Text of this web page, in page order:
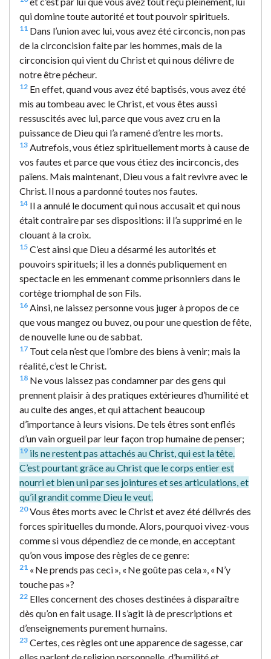
qui domine toute autorité et tout pouvoir spirituels.
11 Dans l’union avec lui, vous avez été circoncis, non pas
de la circoncision faite par les hommes, mais de la
circoncision qui vient du Christ et qui nous délivre de
notre être pécheur.
12 En effet, quand vous avez été baptisés, vous avez été
mis au tombeau avec le Christ, et vous êtes aussi
ressuscités avec lui, parce que vous avez cru en la
puissance de Dieu qui l’a ramené d’entre les morts.
13 Autrefois, vous étiez spirituellement morts à cause de
vos fautes et parce que vous étiez des incirconcis, des
païens. Mais maintenant, Dieu vous a fait revivre avec le
Christ. Il nous a pardonné toutes nos fautes.
14 Il a annulé le document qui nous accusait et qui nous
était contraire par ses dispositions: il l’a supprimé en le
clouant à la croix.
15 C’est ainsi que Dieu a désarmé les autorités et
pouvoirs spirituels; il les a donnés publiquement en
spectacle en les emmenant comme prisonniers dans le
cortège triomphal de son Fils.
16 Ainsi, ne laissez personne vous juger à propos de ce
que vous mangez ou buvez, ou pour une question de fête,
de nouvelle lune ou de sabbat.
17 Tout cela n’est que l’ombre des biens à venir; mais la
réalité, c’est le Christ.
18 Ne vous laissez pas condamner par des gens qui
prennent plaisir à des pratiques extérieures d’humilité et
au culte des anges, et qui attachent beaucoup
d’importance à leurs visions. De tels êtres sont enflés
d’un vain orgueil par leur façon trop humaine de penser;
19 ils ne restent pas attachés au Christ, qui est la tête.
C’est pourtant grâce au Christ que le corps entier est
nourri et bien uni par ses jointures et ses articulations, et
qu’il grandit comme Dieu le veut.
20Vous êtes morts avec le Christ et avez été délivrés des
forces spirituelles du monde. Alors, pourquoi vivez-vous
comme si vous dépendiez de ce monde, en acceptant
qu’on vous impose des règles de ce genre:
21 « Ne prends pas ceci », « Ne goûte pas cela », « N’y
touche pas »?
22 Elles concernent des choses destinées à disparaître
dès qu’on en fait usage. Il s’agit là de prescriptions et
d’enseignements purement humains.
23 Certes, ces règles ont une apparence de sagesse, car
elles parlent de religion personnelle, d’humilité et